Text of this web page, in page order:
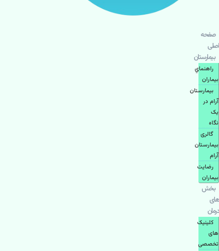
صفحه
اصلی
بيمارستان
راهنماي
بیماران
بیمارستان
آرام در
یک
نگاه
گالری
بیمارستان
آرام
رضایت
بیماران
بخش
های
درمان
کلینیک
های
تخصصی